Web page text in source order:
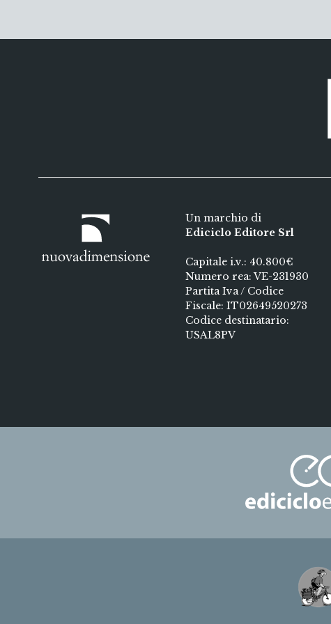
Un marchio di
Ediciclo Editore Srl
Capitale i.v.: 40.800€
Numero rea: VE-231930
Partita Iva / Codice
Fiscale: IT02649520273
Codice destinatario:
USAL8PV